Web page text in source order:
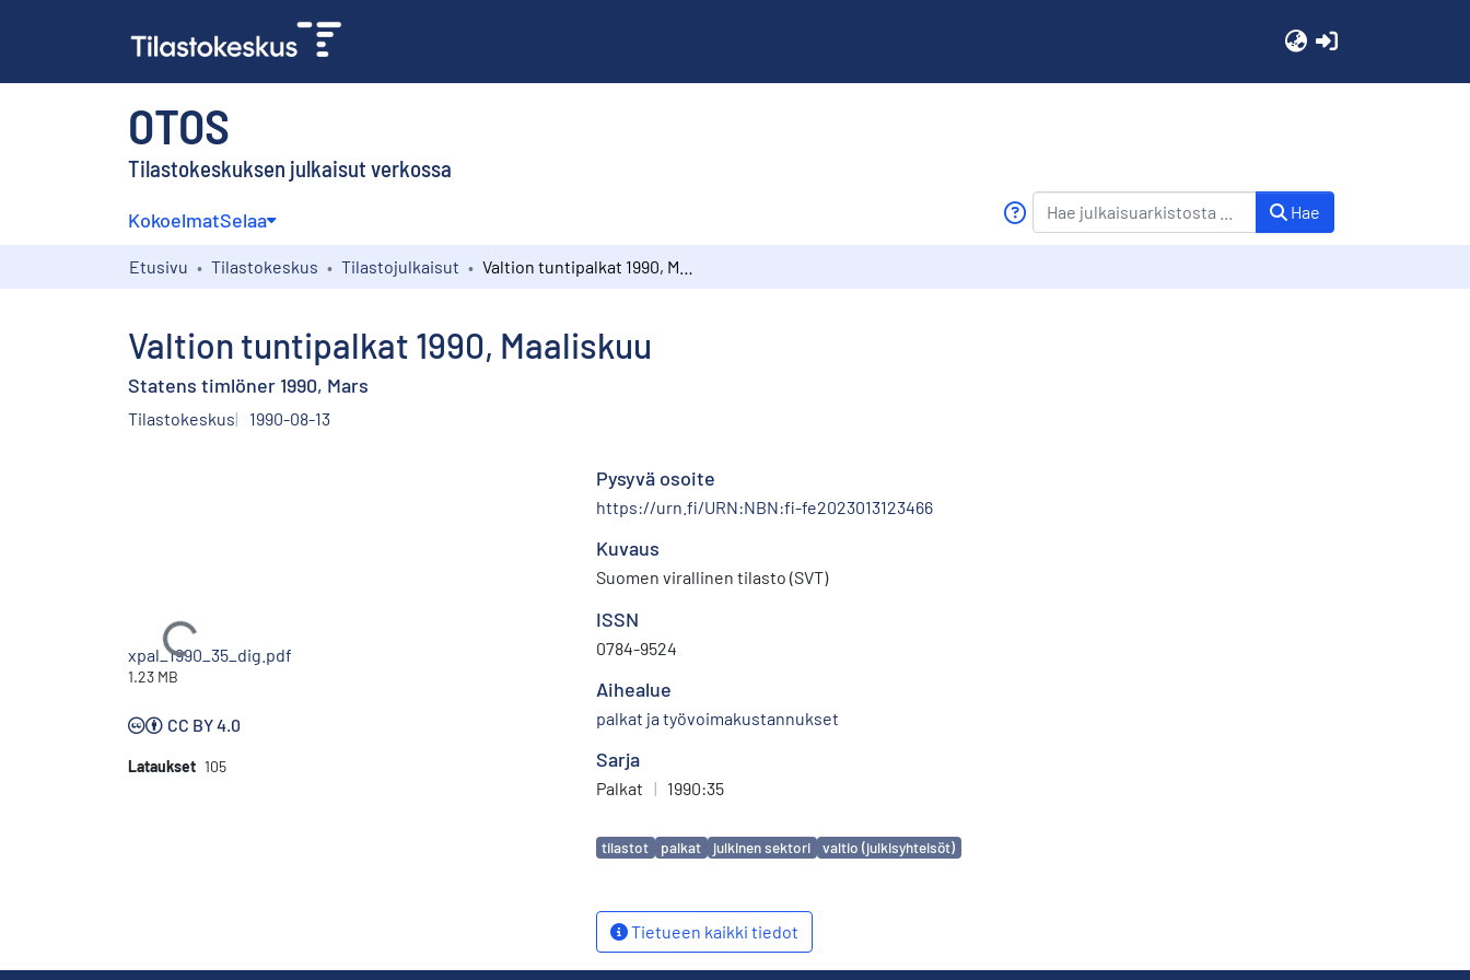
OTOS
Tilastokeskuksen julkaisut verkossa
KokoelmatSelaa Hae
Etusivu Tilastokeskus Tilastojulkaisut
Valtion tuntipalkat 1990, Maaliskuu
Statens timlöner 1990, Mars
Tilastokeskus 1990-08-13
Ladataan...
xpal_1990_35_dig.pdf
1.23 MB
CC BY 4.0
Lataukset 105
Pysyvä osoite
https://urn.fi/URN:NBN:fi-fe2023013123466
Kuvaus
Suomen virallinen tilasto (SVT)
ISSN
0784-9524
Aihealue
palkat ja työvoimakustannukset
Sarja
Palkat | 1990:35
Avainsanat
tilastot palkat julkinen sektori valtio (julkisyhteisöt)
Tietueen kaikki tiedot